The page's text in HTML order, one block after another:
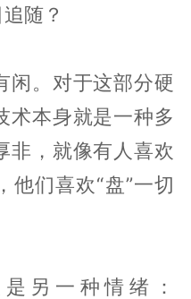
随？
闲。对于这部分硬
术本身就是一种多
非，就像有人喜欢
他们喜欢“盘”一切
另一种情绪：